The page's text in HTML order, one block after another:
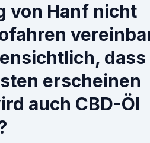
von Hanf nicht
dass
erscheinen
auch CBD-Öl